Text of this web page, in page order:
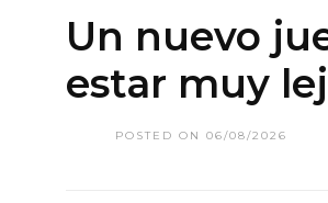
Un nuevo
estar muy
POSTED ON 06/08/2026